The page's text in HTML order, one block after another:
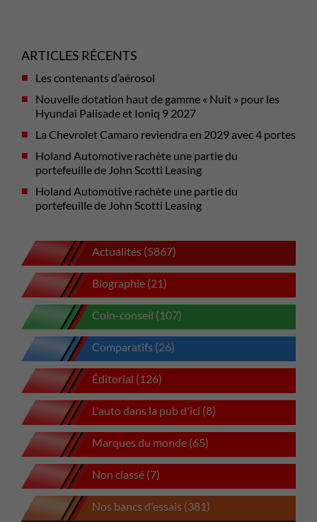
ARTICLES RÉCENTS
Les contenants d’aérosol
Nouvelle dotation haut de gamme « Nuit » pour les
Hyundai Palisade et Ioniq 9 2027
La Chevrolet Camaro reviendra en 2029 avec 4 portes
Holand Automotive rachète une partie du
portefeuille de John Scotti Leasing
Holand Automotive rachète une partie du
portefeuille de John Scotti Leasing
Actualités (5867)
Biographie (21)
Coin-conseil (107)
Comparatifs (26)
Éditorial (126)
L'auto dans la pub d'ici (8)
Marques du monde (65)
Non classé (7)
Nos bancs d'essais (381)